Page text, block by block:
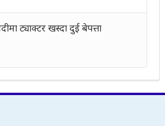
ट्याक्टर खस्दा दुई बेपत्ता